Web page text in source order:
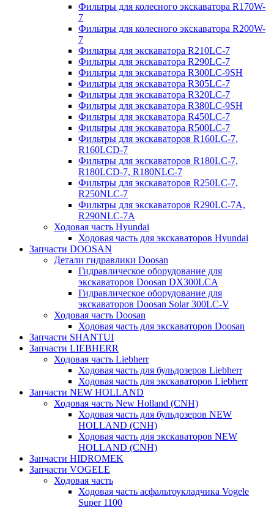
Фильтры для колесного экскаватора R170W-
7
Фильтры для колесного экскаватора R200W-
7
Фильтры для экскаватора R210LC-7
Фильтры для экскаватора R290LC-7
Фильтры для экскаватора R300LC-9SH
Фильтры для экскаватора R305LC-7
Фильтры для экскаватора R320LC-7
Фильтры для экскаватора R380LC-9SH
Фильтры для экскаватора R450LC-7
Фильтры для экскаватора R500LC-7
Фильтры для экскаваторов R160LC-7,
R160LCD-7
Фильтры для экскаваторов R180LC-7,
R180LCD-7, R180NLC-7
Фильтры для экскаваторов R250LC-7,
R250NLC-7
Фильтры для экскаваторов R290LC-7A,
R290NLC-7A
Ходовая часть Hyundai
Ходовая часть для экскаваторов Hyundai
Запчасти DOOSAN
Детали гидравлики Doosan
Гидравлическое оборудование для
экскаваторов Doosan DX300LCA
Гидравлическое оборудование для
экскаваторов Doosan Solar 300LC-V
Ходовая часть Doosan
Ходовая часть для экскаваторов Doosan
Запчасти SHANTUI
Запчасти LIEBHERR
Ходовая часть Liebherr
Ходовая часть для бульдозеров Liebherr
Ходовая часть для экскаваторов Liebherr
Запчасти NEW HOLLAND
Ходовая часть New Holland (CNH)
Ходовая часть для бульдозеров NEW
HOLLAND (CNH)
Ходовая часть для экскаваторов NEW
HOLLAND (CNH)
Запчасти HIDROMEK
Запчасти VOGELE
Ходовая часть
Ходовая часть асфальтоукладчика Vogele
Super 1100